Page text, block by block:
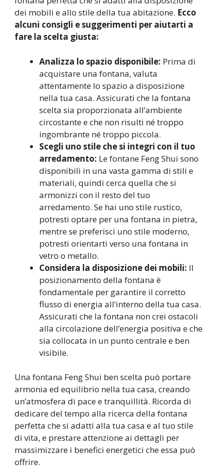
dei mobili e allo stile della tua abitazione. Ecco
alcuni consigli e suggerimenti per aiutarti a
fare la scelta giusta:
Analizza lo spazio disponibile: Prima di
acquistare una fontana, valuta
attentamente lo spazio a disposizione
nella tua casa. Assicurati che la fontana
scelta sia proporzionata all’ambiente
circostante e che non risulti né troppo
ingombrante né troppo piccola.
Scegli uno stile che si integri con il tuo
arredamento: Le fontane Feng Shui sono
disponibili in una vasta gamma di stili e
materiali, quindi cerca quella che si
armonizzi con il resto del tuo
arredamento. Se hai uno stile rustico,
potresti optare per una fontana in pietra,
mentre se preferisci uno stile moderno,
potresti orientarti verso una fontana in
vetro o metallo.
Considera la disposizione dei mobili: Il
posizionamento della fontana è
fondamentale per garantire il corretto
flusso di energia all’interno della tua casa.
Assicurati che la fontana non crei ostacoli
alla circolazione dell’energia positiva e che
sia collocata in un punto centrale e ben
visibile.
Una fontana Feng Shui ben scelta può portare
armonia ed equilibrio nella tua casa, creando
un’atmosfera di pace e tranquillità. Ricorda di
dedicare del tempo alla ricerca della fontana
perfetta che si adatti alla tua casa e al tuo stile
di vita, e prestare attenzione ai dettagli per
massimizzare i benefici energetici che essa può
offrire.